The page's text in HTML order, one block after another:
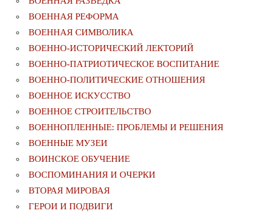
ВОЕННАЯ РЕФОРМА
ВОЕННАЯ СИМВОЛИКА
ВОЕННО-ИСТОРИЧЕСКИЙ ЛЕКТОРИЙ
ВОЕННО-ПАТРИОТИЧЕСКОЕ ВОСПИТАНИЕ
ВОЕННО-ПОЛИТИЧЕСКИE ОТНОШЕНИЯ
ВОЕННОЕ ИСКУССТВО
ВОЕННОЕ СТРОИТЕЛЬСТВО
ВОЕННОПЛЕННЫЕ: ПРОБЛЕМЫ И РЕШЕНИЯ
ВОЕННЫЕ МУЗЕИ
ВОИНСКОЕ ОБУЧЕНИЕ
ВОСПОМИНАНИЯ И ОЧЕРКИ
ВТОРАЯ МИРОВАЯ
ГЕРОИ И ПОДВИГИ